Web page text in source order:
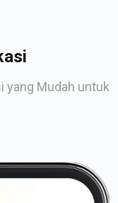
yang Mudah untuk